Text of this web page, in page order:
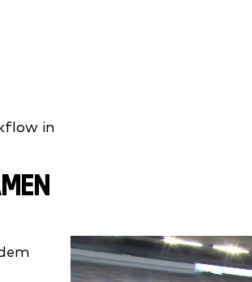
in
Video
Player